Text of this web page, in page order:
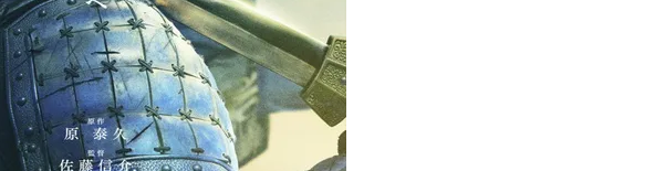
Powered by livedoor 相互RSS